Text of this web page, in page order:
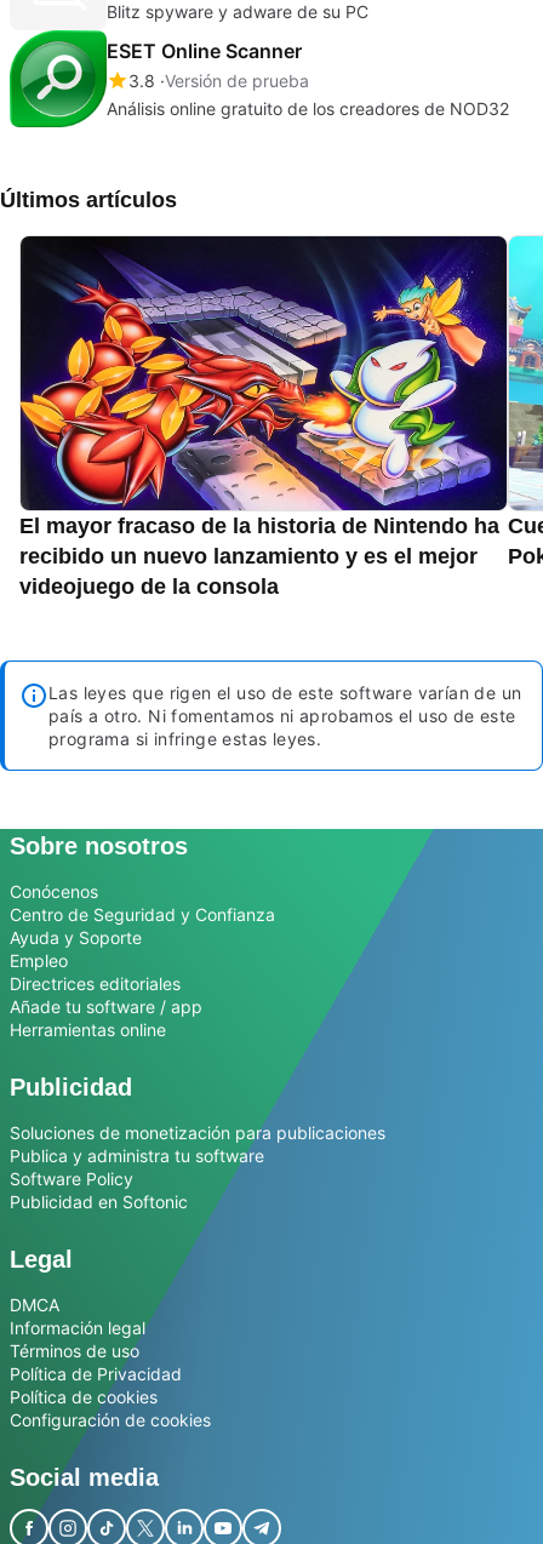
Blitz spyware y adware de su PC
ESET Online Scanner
3.8 Versión de prueba
Análisis online gratuito de los creadores de NOD32
Últimos artículos
El mayor fracaso de la historia de Nintendo ha
recibido un nuevo lanzamiento y es el mejor
videojuego de la consola
Las leyes que rigen el uso de este software varían de un
país a otro. Ni fomentamos ni aprobamos el uso de este
programa si infringe estas leyes.
Sobre nosotros
Conócenos
Centro de Seguridad y Confianza
Ayuda y Soporte
Empleo
Directrices editoriales
Añade tu software / app
Herramientas online
Publicidad
Soluciones de monetización para publicaciones
Publica y administra tu software
Software Policy
Publicidad en Softonic
Legal
DMCA
Información legal
Términos de uso
Política de Privacidad
Política de cookies
Configuración de cookies
Social media